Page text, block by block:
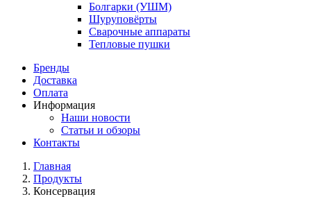
Болгарки (УШМ)
Шуруповёрты
Сварочные аппараты
Тепловые пушки
Бренды
Доставка
Оплата
Информация
Наши новости
Статьи и обзоры
Контакты
Главная
Продукты
Консервация